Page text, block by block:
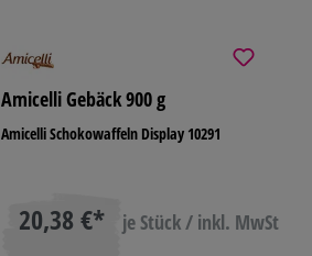
Amicelli Gebäck 900 g
Amicelli Schokowaffeln Display 10291
20,38 €* je Stück / inkl. MwSt